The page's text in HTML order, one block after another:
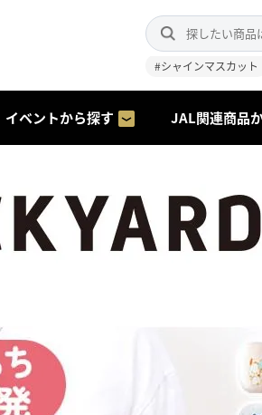
#シャインマスカット
イベントから探す JAL関連商品